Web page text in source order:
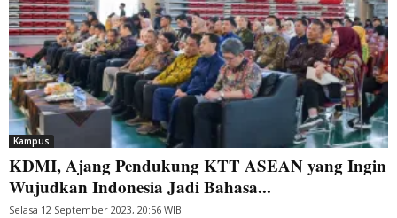
Kampus
KDMI, Ajang Pendukung KTT ASEAN yang Ingin
Wujudkan Indonesia Jadi Bahasa...
Selasa 12 September 2023, 20:56 WIB